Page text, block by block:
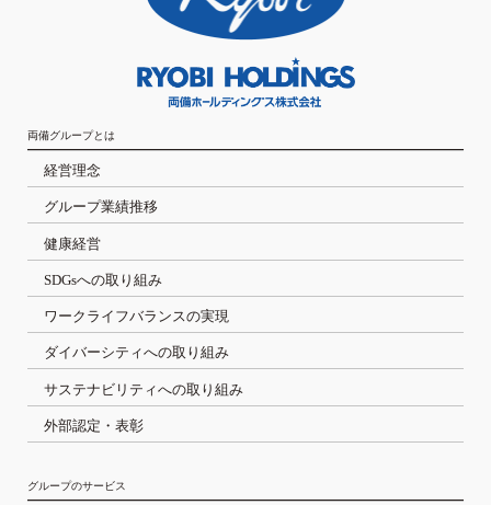
両備グループとは
経営理念
グループ業績推移
健康経営
SDGsへの取り組み
ワークライフバランスの実現
ダイバーシティへの取り組み
サステナビリティへの取り組み
外部認定・表彰
グループのサービス